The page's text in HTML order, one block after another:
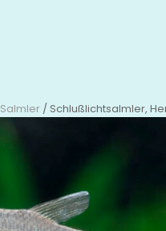
Salmler / Schlußlichtsalmler,